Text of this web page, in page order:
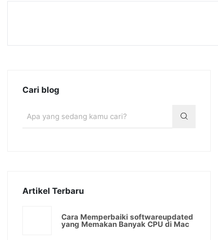
Cari blog
Artikel Terbaru
Cara Memperbaiki softwareupdated
yang Memakan Banyak CPU di Mac